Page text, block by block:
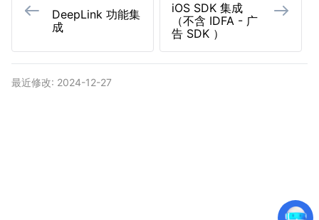
DeepLink 功能集
成
iOS SDK 集成
（不含 IDFA - 广
告 SDK ）
最近修改: 2024-12-27